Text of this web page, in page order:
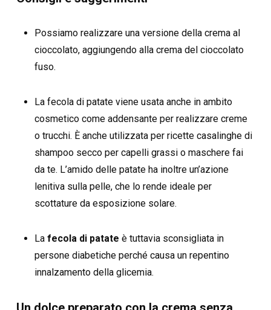
Possiamo realizzare una versione della crema al
cioccolato, aggiungendo alla crema del cioccolato
fuso.
La fecola di patate viene usata anche in ambito
cosmetico come addensante per realizzare creme
o trucchi. È anche utilizzata per ricette casalinghe di
shampoo secco per capelli grassi o maschere fai
da te. L’amido delle patate ha inoltre un’azione
lenitiva sulla pelle, che lo rende ideale per
scottature da esposizione solare.
La fecola di patate è tuttavia sconsigliata in
persone diabetiche perché causa un repentino
innalzamento della glicemia.